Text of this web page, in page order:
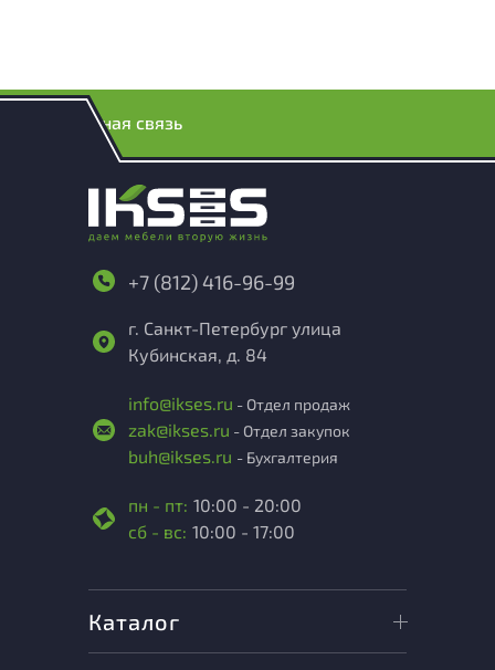
Обратная связь
+7 (812) 416-96-99
г. Санкт-Петербург улица
Кубинская, д. 84
info@ikses.ru - Отдел продаж
zak@ikses.ru - Отдел закупок
buh@ikses.ru - Бухгалтерия
пн - пт: 10:00 - 20:00
сб - вс: 10:00 - 17:00
Каталог